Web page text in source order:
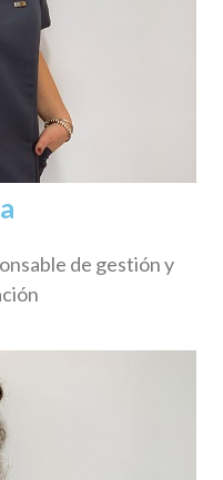
de gestión y